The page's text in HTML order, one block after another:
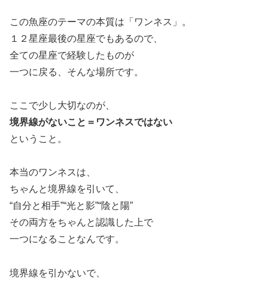
この魚座のテーマの本質は「ワンネス」。
１２星座最後の星座でもあるので、
全ての星座で経験したものが
一つに戻る、そんな場所です。
ここで少し大切なのが、
境界線がないこと＝ワンネスではない
ということ。
本当のワンネスは、
ちゃんと境界線を引いて、
“自分と相手”“光と影”“陰と陽”
その両方をちゃんと認識した上で
一つになることなんです。
境界線を引かないで、